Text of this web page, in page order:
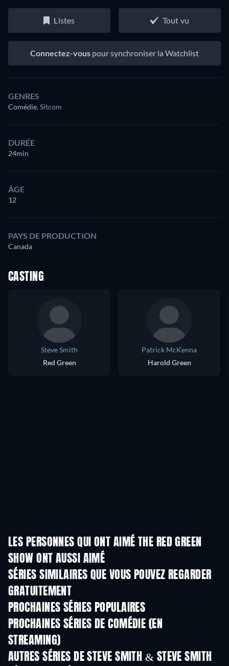
Listes Tout vu
Connectez-vous pour synchroniser la Watchlist
GENRES
Comédie,Sitcom
DURÉE
24min
ÂGE
12
PAYS DE PRODUCTION
Canada
CASTING
Steve Smith
Red Green
Patrick McKenna
Harold Green
LES PERSONNES QUI ONT AIMÉ THE RED GREEN
SHOW ONT AUSSI AIMÉ
Série
SÉRIES SIMILAIRES QUE VOUS POUVEZ REGARDER
GRATUITEMENTSérie
PROCHAINES SÉRIES POPULAIRES
Série Série
PROCHAINES SÉRIES DE COMÉDIE (EN
STREAMING)Saison 6
AUTRES SÉRIES DE STEVE SMITH & STEVE SMITH
Série